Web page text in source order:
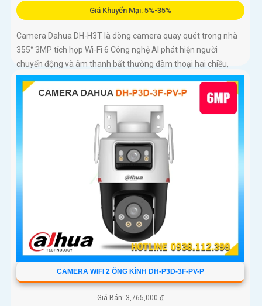
Giá Khuyến Mại: 5%-35%
Camera Dahua DH-H3T là dòng camera quay quét trong nhà
355° 3MP tích hợp Wi-Fi 6 Công nghệ AI phát hiện người
chuyển động và âm thanh bất thường đàm thoại hai chiều,
hồng ngoại tầm xa ban đêm 10m hỗ trợ thẻ nhớ MicroSD
256GB ONVIF và điều khiển từ xa qua ứng dụng DMSS
CAMERA WIFI 2 ỐNG KÍNH DH-P3D-3F-PV-P
Giá Bán: 3,765,000 ₫